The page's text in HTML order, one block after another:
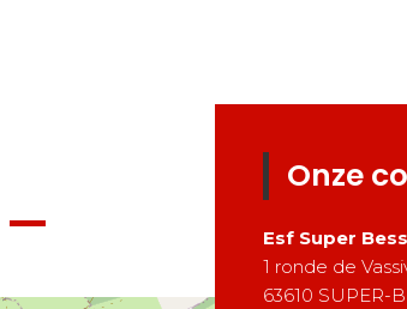
Onze
Esf Super
1 ronde de
63610 SUPER-